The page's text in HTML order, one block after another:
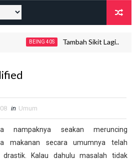
BEING 40S Tambah Sikit Lagi..
in Umum
nampaknya seakan meruncing
makanan secara umumnya telah
Kalau dahulu masalah tidak